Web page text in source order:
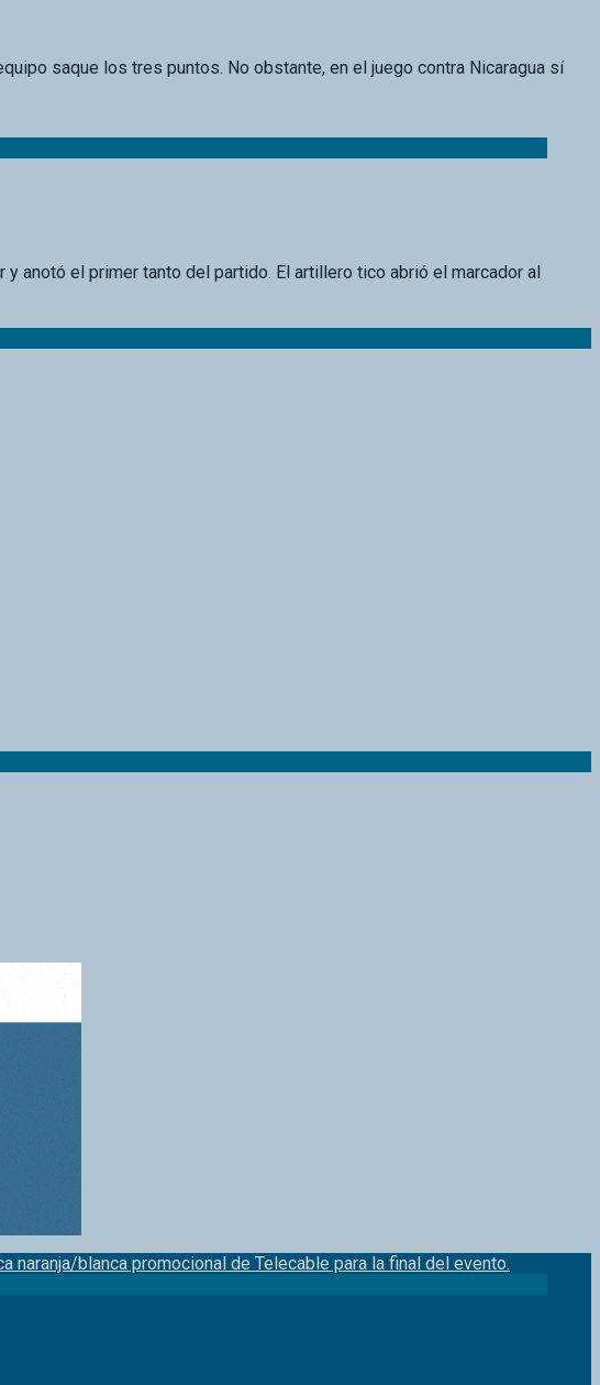
saque los tres puntos. No obstante, en el juego contra Nicaragua sí
anotó el primer tanto del partido. El artillero tico abrió el marcador al